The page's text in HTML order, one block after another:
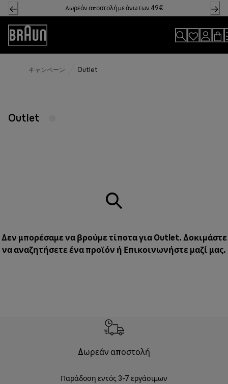
Skip
to
Content
Δωρεάν αποστολή με άνω των 49€
Accessibility
Statement
キャンペーン Outlet
Outlet
Δεν μπορέσαμε να βρούμε τίποτα για Outlet. Δοκιμάστε
να αναζητήσετε ένα προϊόν ή Επικοινωνήστε μαζί μας.
Δωρεάν αποστολή
Παράδοση εντός 3-7 εργάσιμων